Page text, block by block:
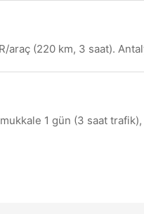
(220 km, 3 saat).
1 gün (3 saat